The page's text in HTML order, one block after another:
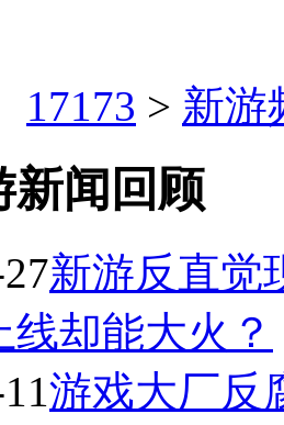
17173 > 新游
新闻回顾
新游反直觉
却能大火？
游戏大厂反